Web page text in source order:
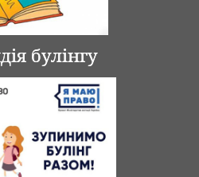
булінгу